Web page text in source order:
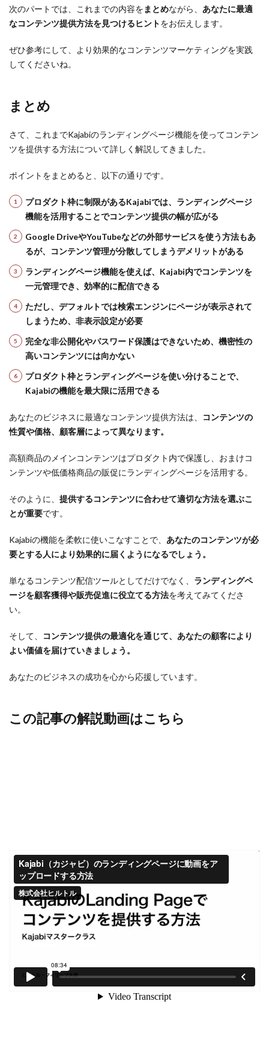
次のパートでは、これまでの内容を まとめながら、 あなたに最適
なコンテンツ提供方法を見つけるヒントをお伝えします。
ぜひ参考にして、より効果的なコンテンツマーケティングを実践
してくださいね。
まとめ
さて、これまでKajabiのランディングページ機能を使ってコンテン
ツを提供する方法について詳しく解説してきました。
ポイントをまとめると、以下の通りです。
プロダクト枠に制限があるKajabiでは、ランディングページ
機能を活用することでコンテンツ提供の幅が広がる
Google DriveやYouTubeなどの外部サービスを使う方法もあ
るが、コンテンツ管理が分散してしまうデメリットがある
ランディングページ機能を使えば、Kajabi内でコンテンツを
一元管理でき、効率的に配信できる
ただし、デフォルトでは検索エンジンにページが表示されて
しまうため、非表示設定が必要
完全な非公開化やパスワード保護はできないため、機密性の
高いコンテンツには向かない
プロダクト枠とランディングページを使い分けることで、
Kajabiの機能を最大限に活用できる
あなたのビジネスに最適なコンテンツ提供方法は、
コンテンツの
性質や価格、顧客層によって異なります。
高額商品のメインコンテンツはプロダクト内で保護し、おまけコ
ンテンツや低価格商品の販促にランディングページを活用する。
そのように、 提供するコンテンツに合わせて適切な方法を選ぶこ
とが重要です。
Kajabiの機能を柔軟に使いこなすことで、 あなたのコンテンツが必
要とする人により効果的に届くようになるでしょう。
単なるコンテンツ配信ツールとしてだけでなく、 ランディングペ
ージを顧客獲得や販売促進に役立てる方法を考えてみてくださ
い。
そして、
コンテンツ提供の最適化を通じて、あなたの顧客により
よい価値を届けていきましょう。
あなたのビジネスの成功を心から応援しています。
この記事の解説動画はこちら